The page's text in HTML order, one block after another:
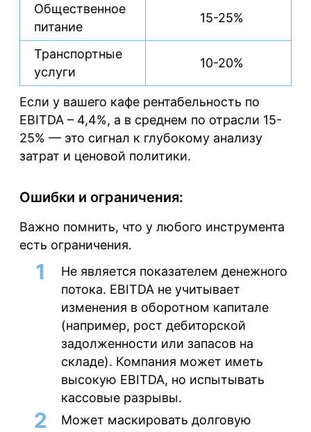
Общественное
питание
15-25%
Транспортные
услуги
10-20%
Если у вашего кафе рентабельность по
EBITDA – 4,4%, а в среднем по отрасли 15-
25% — это сигнал к глубокому анализу
затрат и ценовой политики.
Ошибки и ограничения:
Важно помнить, что у любого инструмента
есть ограничения.
Не является показателем денежного
потока. EBITDA не учитывает
изменения в оборотном капитале
(например, рост дебиторской
задолженности или запасов на
складе). Компания может иметь
высокую EBITDA, но испытывать
кассовые разрывы.
Может маскировать долговую